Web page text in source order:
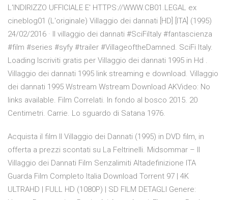
L'INDIRIZZO UFFICIALE E' HTTPS://WWW.CB01.LEGAL ex
cineblog01 (L'originale) Villaggio dei dannati [HD] [ITA] (1995)
24/02/2016 · Il villaggio dei dannati #SciFiItaly #fantascienza
#film #series #syfy #trailer #VillageoftheDamned. SciFi Italy.
Loading Iscriviti gratis per Villaggio dei dannati 1995 in Hd .
Villaggio dei dannati 1995 link streaming e download. Villaggio
dei dannati 1995 Wstream Wstream Download AKVideo: No
links available. Film Correlati. In fondo al bosco 2015. 20
Centimetri. Carrie. Lo sguardo di Satana 1976.
Acquista il film Il Villaggio dei Dannati (1995) in DVD film, in
offerta a prezzi scontati su La Feltrinelli. Midsommar – Il
Villaggio dei Dannati Film Senzalimiti Altadefinizione ITA
Guarda Film Completo Italia Download Torrent 97 | 4K
ULTRAHD | FULL HD (1080P) | SD FILM DETAGLI Genere: